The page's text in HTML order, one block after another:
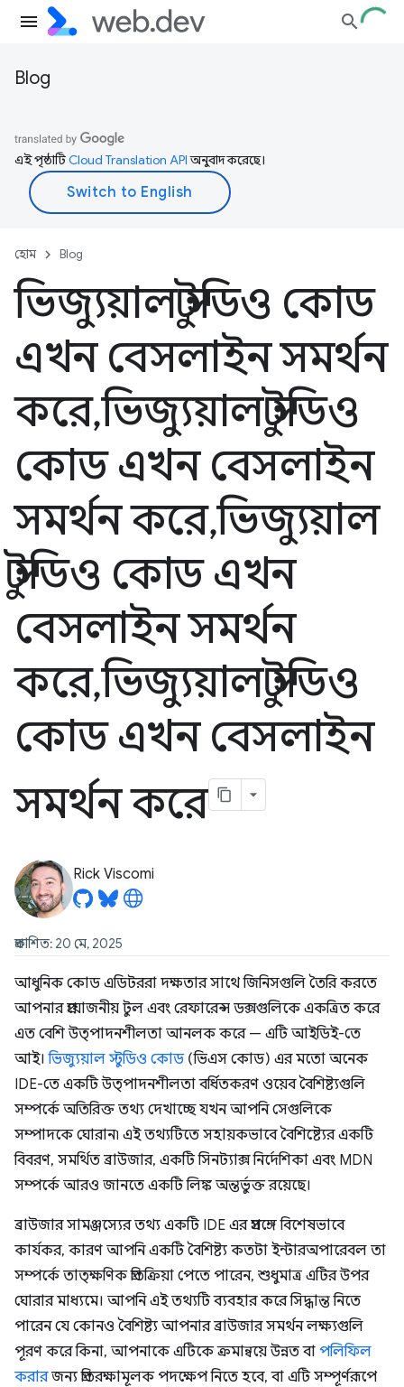
Blog
এই পৃষ্ঠাটিCloud Translation APIঅনুবাদ করেছে।
হোম Blog
ভিজ্যুয়াল স্টুডিও কোড
এখন বেসলাইন সমর্থন
করে,ভিজ্যুয়াল স্টুডিও
কোড এখন বেসলাইন
সমর্থন করে,ভিজ্যুয়াল
স্টুডিও কোড এখন
বেসলাইন সমর্থন
করে,ভিজ্যুয়াল স্টুডিও
কোড এখন বেসলাইন
সমর্থন করে
Rick Viscomi
প্রকাশিত: 20 মে, 2025
আধুনিক কোড এডিটররা দক্ষতার সাথে জিনিসগুলি তৈরি করতে
আপনার প্রয়োজনীয় টুল এবং রেফারেন্স ডক্সগুলিকে একত্রিত করে
এত বেশি উত্পাদনশীলতা আনলক করে — এটি আইডিই-তে
আই।ভিজ্যুয়াল স্টুডিও কোড(ভিএস কোড) এর মতো অনেক
IDE-তে একটি উত্পাদনশীলতা বর্ধিতকরণ ওয়েব বৈশিষ্ট্যগুলি
সম্পর্কে অতিরিক্ত তথ্য দেখাচ্ছে যখন আপনি সেগুলিকে
সম্পাদকে ঘোরান৷ এই তথ্যটিতে সহায়কভাবে বৈশিষ্ট্যের একটি
বিবরণ, সমর্থিত ব্রাউজার, একটি সিনট্যাক্স নির্দেশিকা এবং MDN
সম্পর্কে আরও জানতে একটি লিঙ্ক অন্তর্ভুক্ত রয়েছে।
ব্রাউজার সামঞ্জস্যের তথ্য একটি IDE এর প্রসঙ্গে বিশেষভাবে
কার্যকর, কারণ আপনি একটি বৈশিষ্ট্য কতটা ইন্টারঅপারেবল তা
সম্পর্কে তাত্ক্ষণিক প্রতিক্রিয়া পেতে পারেন, শুধুমাত্র এটির উপর
ঘোরার মাধ্যমে। আপনি এই তথ্যটি ব্যবহার করে সিদ্ধান্ত নিতে
পারেন যে কোনও বৈশিষ্ট্য আপনার ব্রাউজার সমর্থন লক্ষ্যগুলি
পূরণ করে কিনা, আপনাকে এটিকে ক্রমান্বয়ে উন্নত বা পলিফিল
করারজন্য প্রতিরক্ষামূলক পদক্ষেপ নিতে হবে, বা এটি সম্পূর্ণরূপে